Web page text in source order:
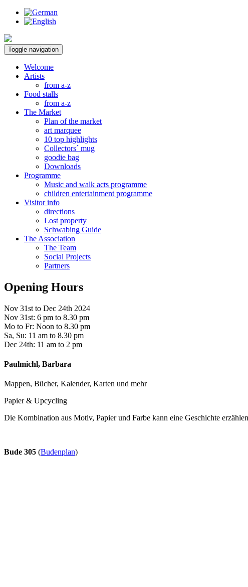
Toggle navigation
Welcome
Artists
from a-z
Food stalls
from a-z
The Market
Plan of the market
art marquee
10 top highlights
Collectors´ mug
goodie bag
Downloads
Programme
Music and walk acts programme
children entertainment programme
Visitor info
directions
Lost property
Schwabing Guide
The Association
The Team
Social Projects
Partners
Opening Hours
Nov 31st to Dec 24th 2024
Nov 31st: 6 pm to 8.30 pm
Mo to Fr: Noon to 8.30 pm
Sa, Su: 11 am to 8.30 pm
Dec 24th: 11 am to 2 pm
Paulmichl, Barbara
Mappen, Bücher, Kalender, Karten und mehr
Papier & Upcycling
Die Kombination aus Motiv, Papier und Farbe kann eine Geschichte
Bude 305 (Budenplan)